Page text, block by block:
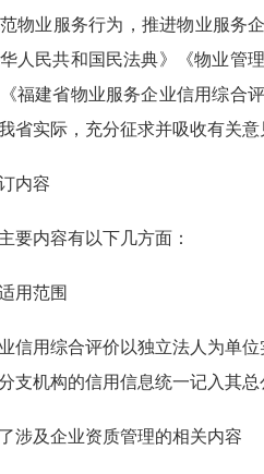
业服务行为，推进物业服务企
人民共和国民法典》《物业管
福建省物业服务企业信用综合
省实际，充分征求并吸收有关
内容
内容有以下几方面：
用范围
用综合评价以独立法人为单位
支机构的信用信息统一记入其总
及企业资质管理的相关内容